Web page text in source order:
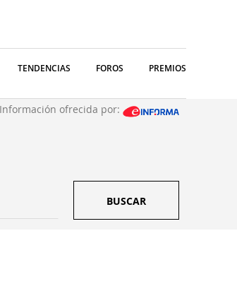
TENDENCIAS FOROS PREMIOS
Información ofrecida por:
BUSCAR